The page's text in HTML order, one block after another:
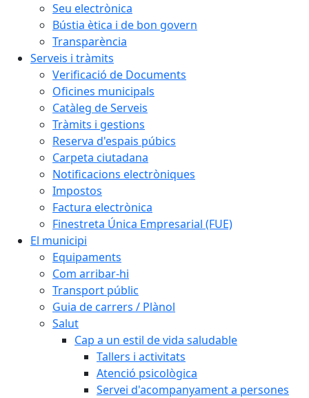
Seu electrònica
Bústia ètica i de bon govern
Transparència
Serveis i tràmits
Verificació de Documents
Oficines municipals
Catàleg de Serveis
Tràmits i gestions
Reserva d'espais púbics
Carpeta ciutadana
Notificacions electròniques
Impostos
Factura electrònica
Finestreta Única Empresarial (FUE)
El municipi
Equipaments
Com arribar-hi
Transport públic
Guia de carrers / Plànol
Salut
Cap a un estil de vida saludable
Tallers i activitats
Atenció psicològica
Servei d'acompanyament a persones